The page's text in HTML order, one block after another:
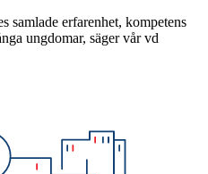
samlade erfarenhet, kompetens
ungdomar, säger vår vd